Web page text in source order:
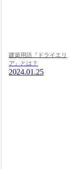
建築用語『ドライエリ
ア』とは？
2024.01.25